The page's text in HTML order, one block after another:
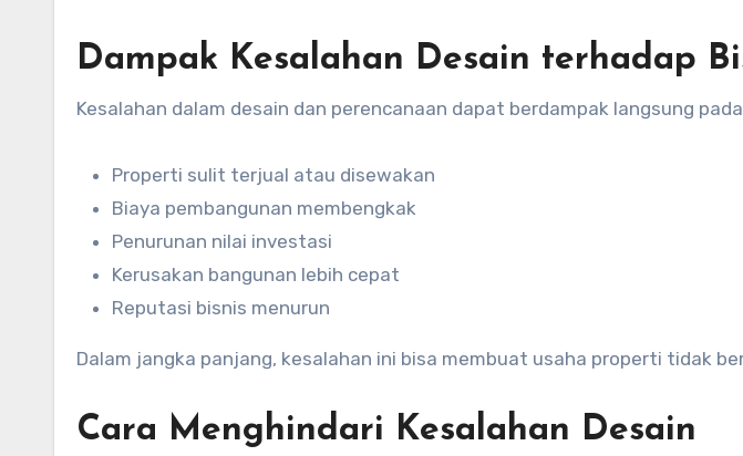
Dampak Kesalahan Desain terhadap
Kesalahan dalam desain dan perencanaan dapat berdampak langsung
Properti sulit terjual atau disewakan
Biaya pembangunan membengkak
Penurunan nilai investasi
Kerusakan bangunan lebih cepat
Reputasi bisnis menurun
Dalam jangka panjang, kesalahan ini bisa membuat usaha properti tidak
Cara Menghindari Kesalahan Desain